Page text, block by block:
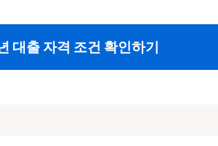
대출 자격 조건 확인하기